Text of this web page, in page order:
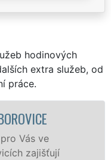
hodinových
extra služeb, od
práce.
Vás ve
zajišťují